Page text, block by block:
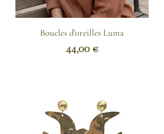
Boucles d'oreilles Luma
Prix
44,00 €